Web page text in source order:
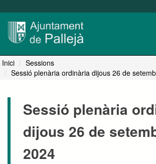
Inici
Sessions
Sessió plenària ordinària dijous 26 de
Sessió plenària
dijous 26 de
2024